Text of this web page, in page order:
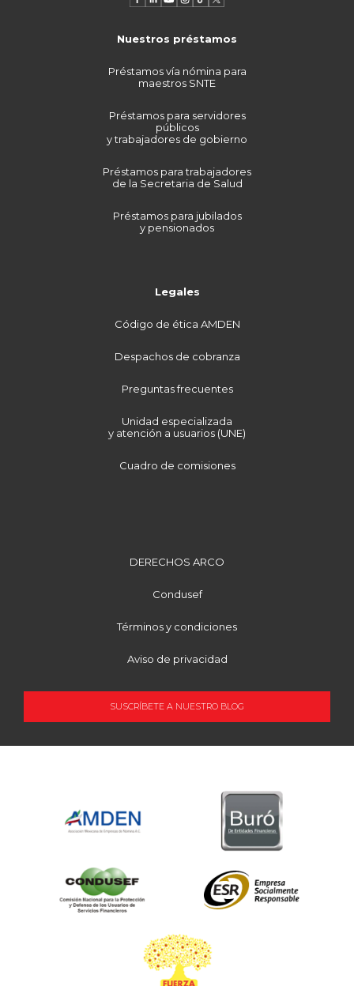
Nuestros préstamos
Préstamos vía nómina para
maestros SNTE
Préstamos para servidores
públicos
y trabajadores de gobierno
Préstamos para trabajadores
de la Secretaria de Salud
Préstamos para jubilados
y pensionados
Legales
Código de ética AMDEN
Despachos de cobranza
Preguntas frecuentes
Unidad especializada
y atención a usuarios (UNE)
Cuadro de comisiones
DERECHOS ARCO
Condusef
Términos y condiciones
Aviso de privacidad
SUSCRÍBETE A NUESTRO BLOG
OCUPACIÓN